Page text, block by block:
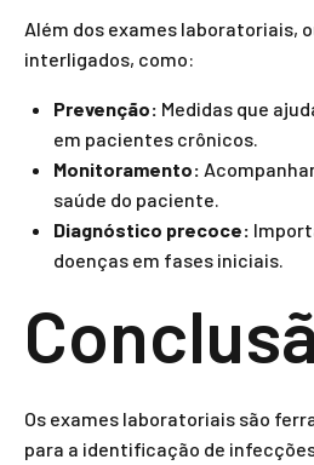
Além dos exames laboratoriais,
interligados, como:
Prevenção: Medidas que
em pacientes crônicos.
Monitoramento:
saúde do paciente.
Diagnóstico precoce:
doenças em fases iniciais.
Os exames laboratoriais são
para a identificação de